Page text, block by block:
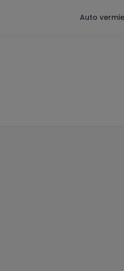
Auto